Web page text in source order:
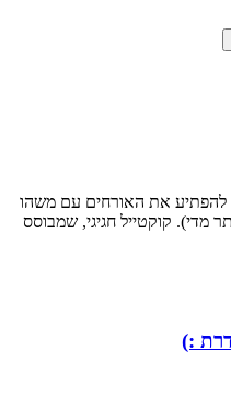
להפתיע את האורחים עם משהו
קוקטייל חגיגי, שמבוסס
:)